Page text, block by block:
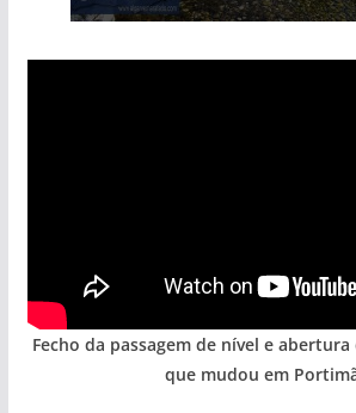
Fecho da passagem de nível e
que mudou em